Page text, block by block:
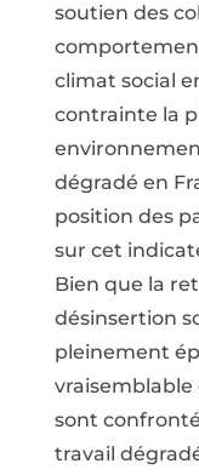
soutien des
climat social
contrainte la
dégradé en
position des
sur cet
Bien que la
désinsertion
pleinement
vraisemblable
sont
travail